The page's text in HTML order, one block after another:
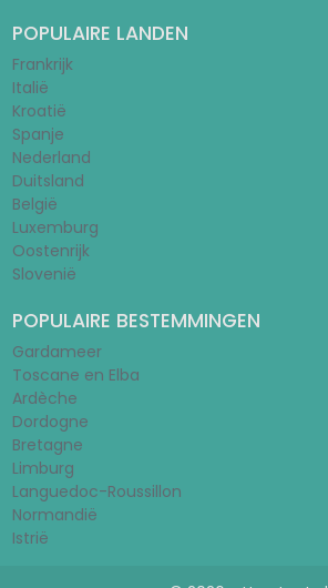
POPULAIRE LANDEN
Frankrijk
Italië
Kroatië
Spanje
Nederland
Duitsland
België
Luxemburg
Oostenrijk
Slovenië
POPULAIRE BESTEMMINGEN
Gardameer
Toscane en Elba
Ardèche
Dordogne
Bretagne
Limburg
Languedoc-Roussillon
Normandië
Istrië